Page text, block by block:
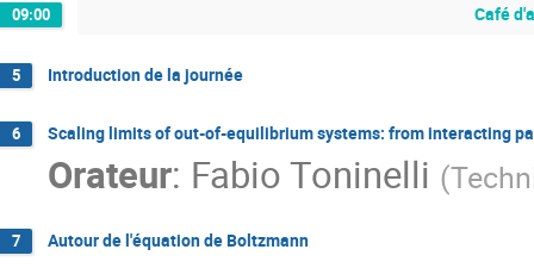
09:00 Café
5 Introduction de la journée
6 Scaling limits of out-of-equilibrium systems: from interacting
Orateur: Fabio Toninelli (
7 Autour de l'équation de Boltzmann